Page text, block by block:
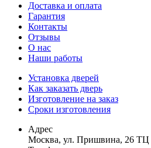
Доставка и оплата
Гарантия
Контакты
Отзывы
О нас
Наши работы
Установка дверей
Как заказать дверь
Изготовление на заказ
Сроки изготовления
Адрес
Москва, ул. Пришвина, 26